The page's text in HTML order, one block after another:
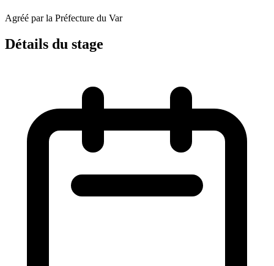
Agréé par la Préfecture du Var
Détails du stage